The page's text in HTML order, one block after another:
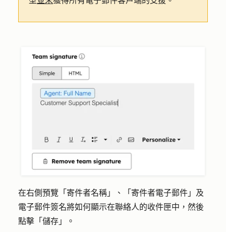
在右側預覽「寄件者名稱」、「寄件者電子郵件」及
電子郵件簽名將如何顯示在聯絡人的收件匣中，然後
點擊「 儲存 」。